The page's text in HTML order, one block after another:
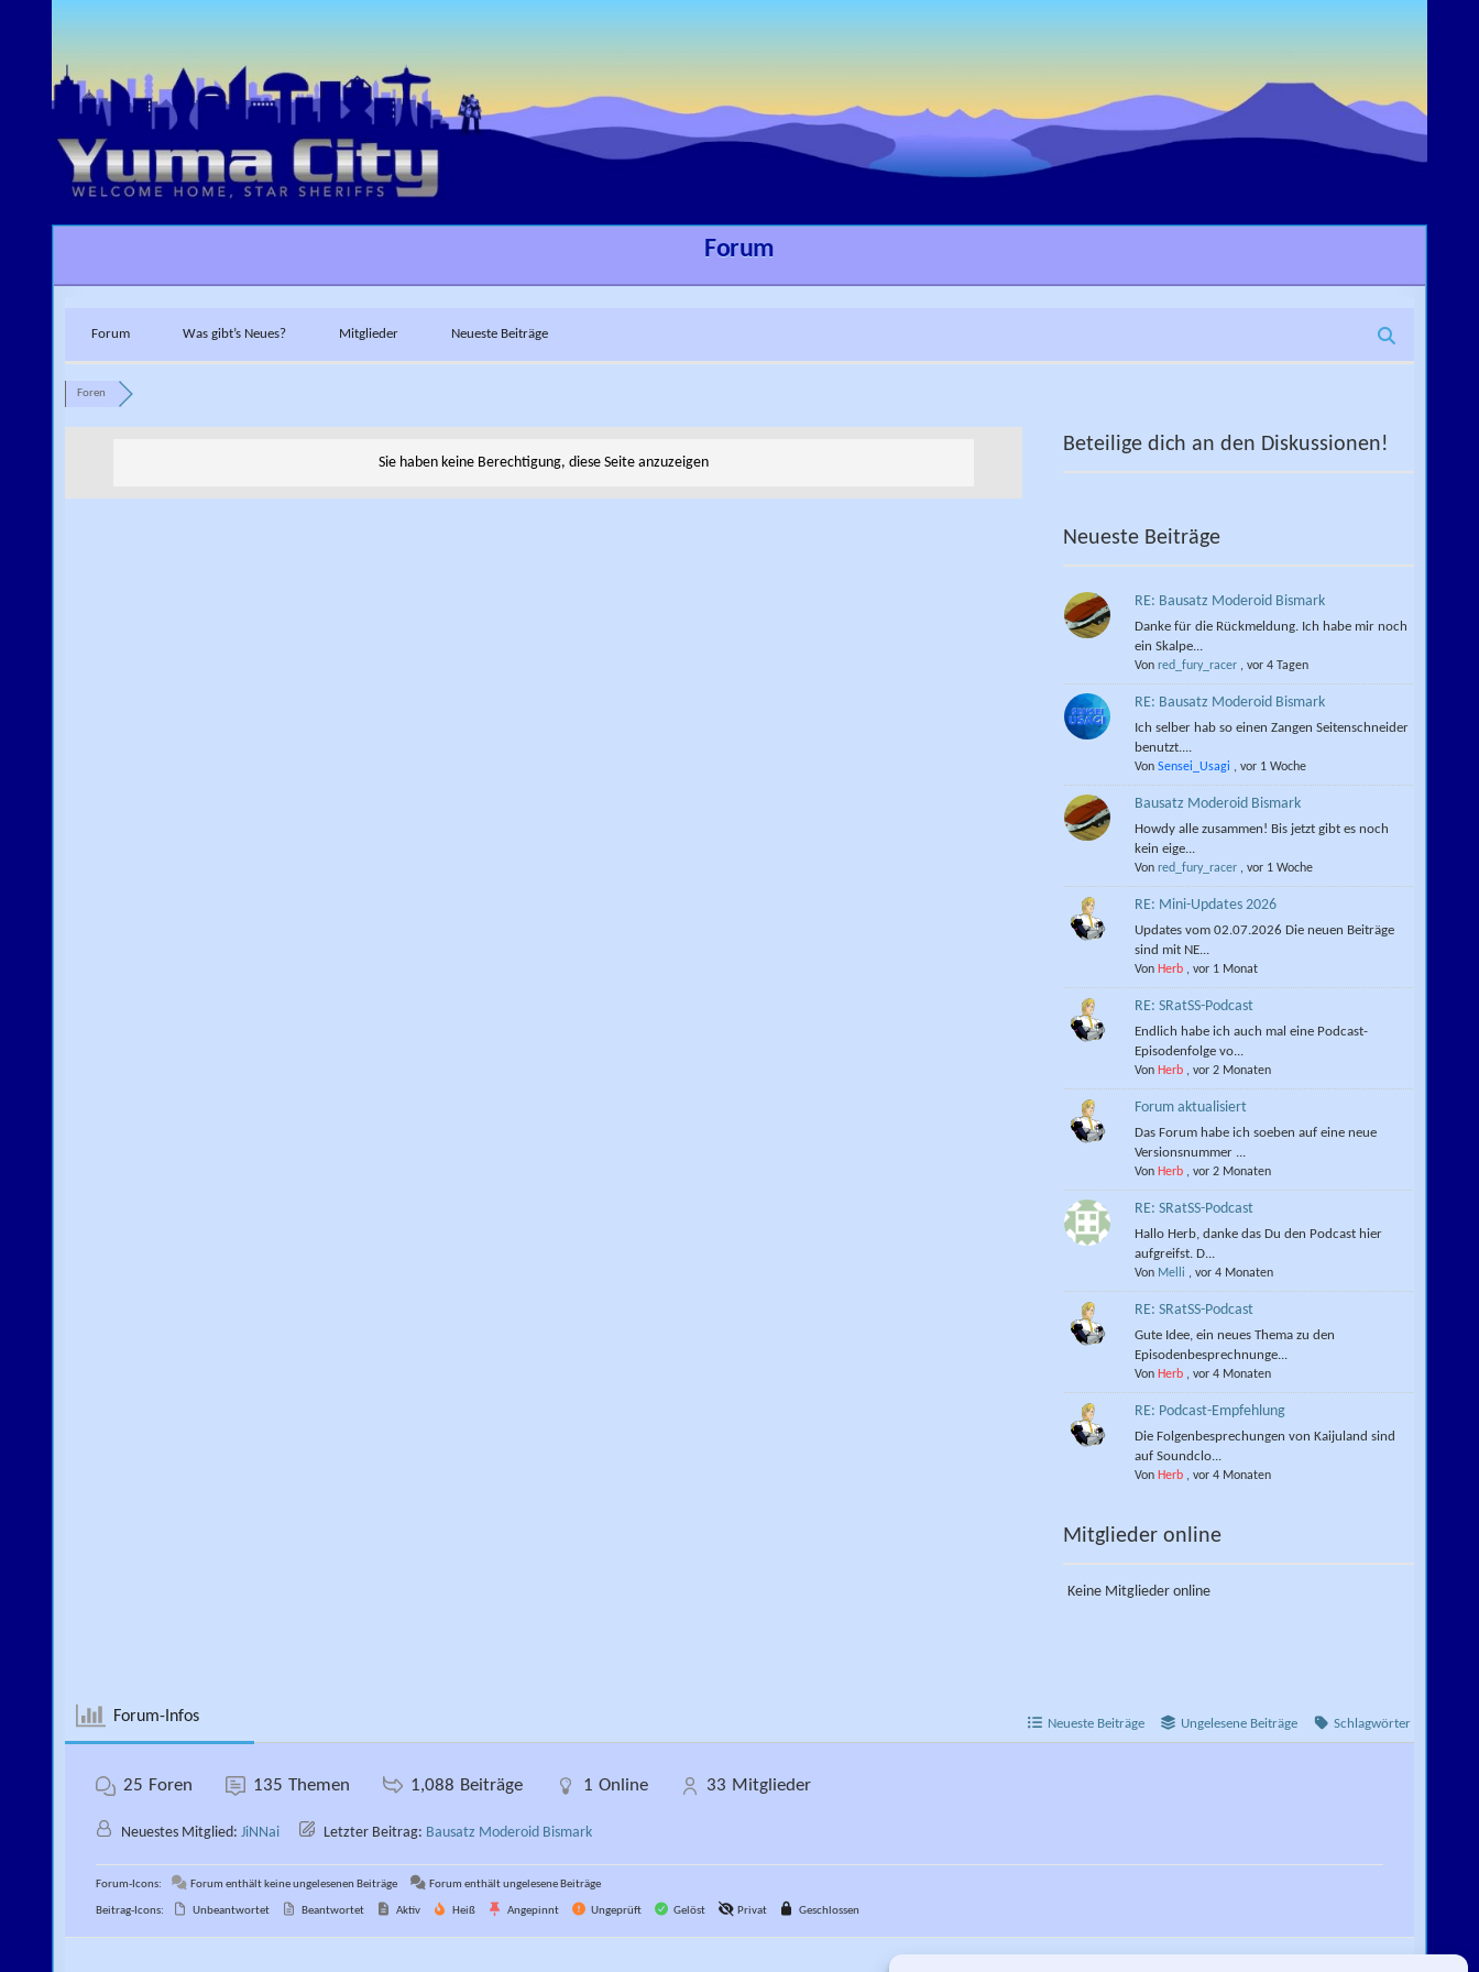
Forum
Forum Was gibt’s Neues? Mitglieder Neueste Beiträge
Foren
Sie haben keine Berechtigung, diese Seite anzuzeigen
Beteilige dich an den Diskussionen!
Neueste Beiträge
RE: Bausatz Moderoid Bismark
Danke für die Rückmeldung. Ich habe mir noch
ein Skalpe...
Von red_fury_racer, vor 4 Tagen
RE: Bausatz Moderoid Bismark
Ich selber hab so einen Zangen Seitenschneider
benutzt....
Von Sensei_Usagi , vor 1 Woche
Bausatz Moderoid Bismark
Howdy alle zusammen! Bis jetzt gibt es noch
kein eige...
Von red_fury_racer, vor 1 Woche
RE: Mini-Updates 2026
Updates vom 02.07.2026 Die neuen Beiträge
sind mit NE...
Von Herb, vor 1 Monat
RE: SRatSS-Podcast
Endlich habe ich auch mal eine Podcast-
Episodenfolge vo...
Von Herb, vor 2 Monaten
Forum aktualisiert
Das Forum habe ich soeben auf eine neue
Versionsnummer ...
Von Herb, vor 2 Monaten
RE: SRatSS-Podcast
Hallo Herb, danke das Du den Podcast hier
aufgreifst. D...
Von Melli , vor 4 Monaten
RE: SRatSS-Podcast
Gute Idee, ein neues Thema zu den
Episodenbesprechnunge...
Von Herb, vor 4 Monaten
RE: Podcast-Empfehlung
Die Folgenbesprechungen von Kaijuland sind
auf Soundclo...
Von Herb, vor 4 Monaten
Mitglieder online
Keine Mitglieder online
Forum-Infos Neueste Beiträge Ungelesene Beiträge Schlagwörter
25 Foren 135 Themen 1,088 Beiträge 1 Online 33 Mitglieder
Neuestes Mitglied: JiNNai Letzter Beitrag: Bausatz Moderoid Bismark
Forum-Icons: Forum enthält keine ungelesenen Beiträge Forum enthält ungelesene Beiträge
Beitrag-Icons: Unbeantwortet Beantwortet Aktiv Heiß Angepinnt Ungeprüft Gelöst Privat Geschlossen